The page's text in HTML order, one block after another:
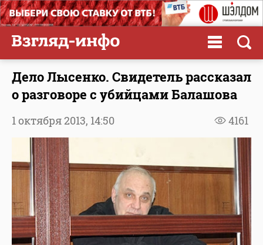
Дело Лысенко. Свидетель рассказал
о разговоре с убийцами Балашова
4161
1 октября 2013, 14:50